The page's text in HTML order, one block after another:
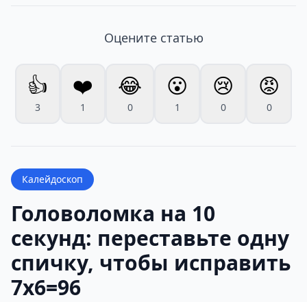
Оцените статью
👍
3
❤️
1
😂
0
😮
1
😢
0
😡
0
Калейдоскоп
Головоломка на 10
секунд: переставьте одну
спичку, чтобы исправить
7х6=96